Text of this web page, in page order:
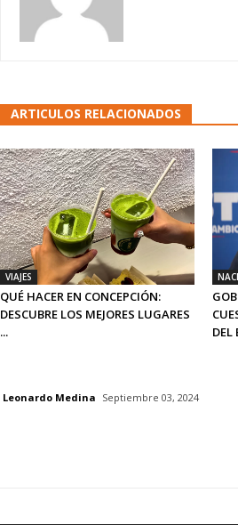
ARTICULOS RELACIONADOS
VIAJES
QUÉ HACER EN CONCEPCIÓN:
DESCUBRE LOS MEJORES LUGARES
...
DEL
Leonardo Medina Septiembre 03, 2024